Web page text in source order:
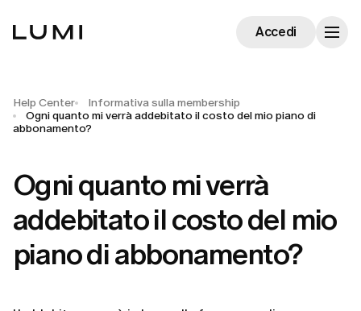
Accedi
Help Center
Informativa sulla membership
Ogni quanto mi verrà addebitato il costo del mio piano di
abbonamento?
Ogni quanto mi verrà
addebitato il costo del mio
piano di abbonamento?